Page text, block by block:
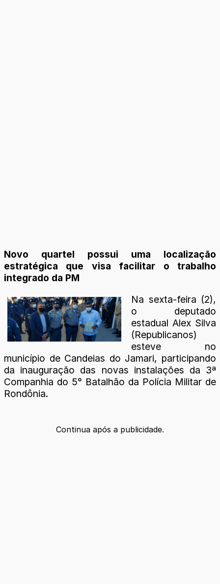
Novo quartel possui uma localização
estratégica que visa facilitar o trabalho
integrado da PM
Na sexta-feira (2),
o deputado
estadual Alex Silva
(Republicanos)
esteve no
município de Candeias do Jamari, participando
da inauguração das novas instalações da 3ª
Companhia do 5° Batalhão da Polícia Militar de
Rondônia.
Continua após a publicidade.